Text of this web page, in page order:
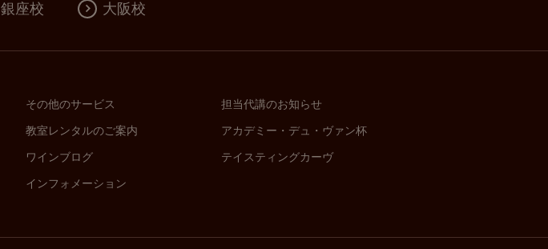
銀座校 大阪校
その他のサービス
教室レンタルのご案内
ワインブログ
インフォメーション
担当代講のお知らせ
アカデミー・デュ・ヴァン杯
テイスティングカーヴ